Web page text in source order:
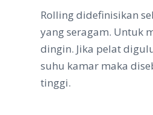
Rolling didefinisikan
yang seragam. Untuk
dingin. Jika pelat
suhu kamar maka
tinggi.